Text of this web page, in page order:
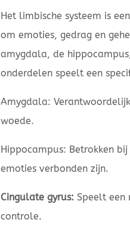
Het limbische systeem is
om emoties, gedrag en
amygdala, de
onderdelen speelt een
Amygdala:
woede.
Hippocampus: Betrokken
emoties verbonden zijn.
Cingulate gyrus: Speelt een
controle.